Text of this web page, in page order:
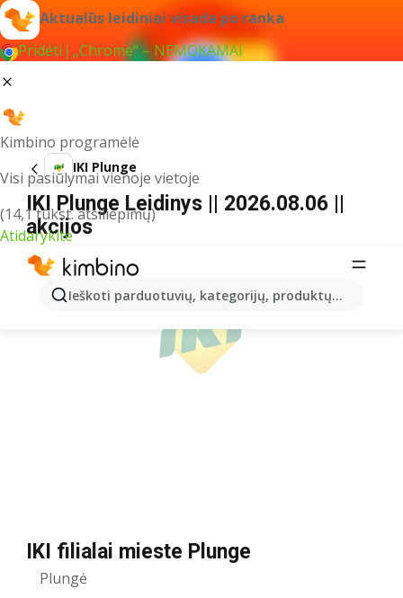
Aktualūs leidiniai visada po ranka
Pridėti į „Chrome“ – NEMOKAMAI
Kimbino programėlė
Visi pasiūlymai vienoje vietoje
(14,1 tūkst. atsiliepimų)
Atidarykite
Ieškoti parduotuvių, kategorijų, produktų...
IKI Plunge
IKI Plunge Leidinys || 2026.08.06 ||
akcijos
IKI filialai mieste Plunge
Plungė